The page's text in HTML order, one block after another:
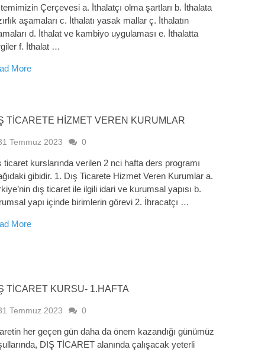
Çerçevesi a. İthalatçı olma şartları b. İthalata
aşamaları c. İthalatı yasak mallar ç. İthalatın
d. İthalat ve kambiyo uygulaması e. İthalatta
f. İthalat …
More
TICARETE HIZMET VEREN KURUMLAR
Temmuz 2023 0
ticaret kurslarında verilen 2 nci hafta ders programı
gibidir. 1. Dış Ticarete Hizmet Veren Kurumlar a.
dış ticaret ile ilgili idari ve kurumsal yapısı b.
yapı içinde birimlerin görevi 2. İhracatçı …
More
TİCARET KURSU- 1.HAFTA
Temmuz 2023 0
her geçen gün daha da önem kazandığı günümüz
DIŞ TİCARET alanında çalışacak yeterli